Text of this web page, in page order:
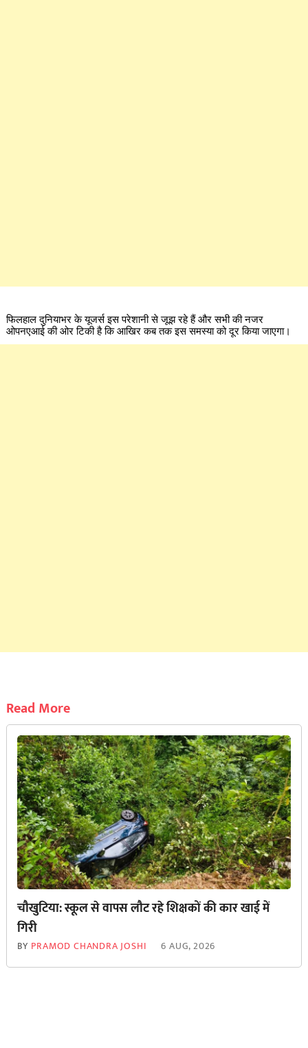
फिलहाल दुनियाभर के यूजर्स इस परेशानी से जूझ रहे हैं और सभी की नजर
ओपनएआई की ओर टिकी है कि आखिर कब तक इस समस्या को दूर किया जाएगा।
Read More
चौखुटिया: स्कूल से वापस लौट रहे शिक्षकों की कार खाई में
गिरी
BY PRAMOD CHANDRA JOSHI 6 AUG, 2026